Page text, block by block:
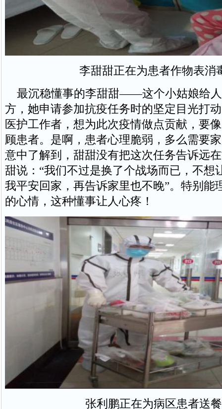
李甜甜正在为患者作物表消
最沉稳懂事的李甜甜——这个小姑娘给人
方，她申请参加抗疫任务时的坚定目光打
医护工作者，想为此次疫情做点贡献，要
顾患者。是啊，患者心理脆弱，多么需要
意中了解到，甜甜没有把这次任务告诉远
甜说：“我们不过是换了个战场而已，不想
我平安回家，再告诉家里也不晚”。特别能
的心情，这种懂事让人心疼！
张利鹏正在为病区患者送餐